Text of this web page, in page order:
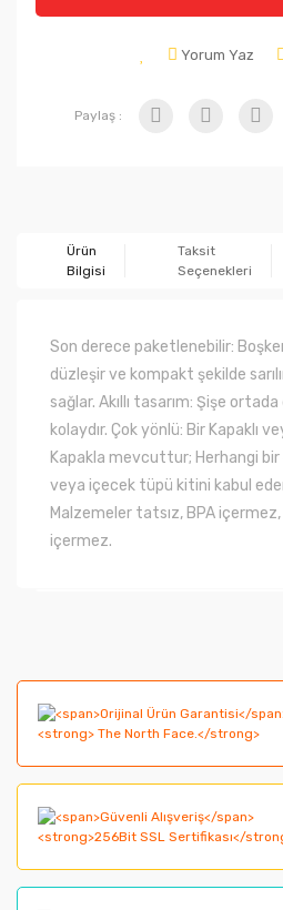
Yorum Yaz
Paylaş :
Ürün
Bilgisi
Taksit
Seçenekleri
Son derece paketlenebilir:
düzleşir ve kompakt şekilde
sağlar. Akıllı tasarım: Şişe
kolaydır. Çok yönlü: Bir Kapaklı
Kapakla mevcuttur; Herhangi bir
veya içecek tüpü kitini kabul
Malzemeler tatsız, BPA
içermez.
Yorum Yaz
formunu kullanarak tarafımıza
Görüş ve önerileriniz için
Ürün resmi kalitesiz, bozuk
Ürün açıklamasında eksik